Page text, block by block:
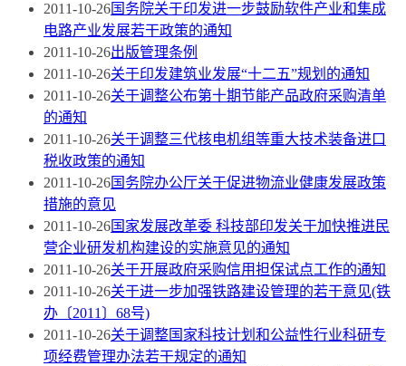
2011-10-26国务院关于印发进一步鼓励软件产业和集成
电路产业发展若干政策的通知
2011-10-26出版管理条例
2011-10-26关于印发建筑业发展“十二五”规划的通知
2011-10-26关于调整公布第十期节能产品政府采购清单
的通知
2011-10-26关于调整三代核电机组等重大技术装备进口
税收政策的通知
2011-10-26国务院办公厅关于促进物流业健康发展政策
措施的意见
2011-10-26国家发展改革委 科技部印发关于加快推进民
营企业研发机构建设的实施意见的通知
2011-10-26关于开展政府采购信用担保试点工作的通知
2011-10-26关于进一步加强铁路建设管理的若干意见(铁
办〔2011〕68号)
2011-10-26关于调整国家科技计划和公益性行业科研专
项经费管理办法若干规定的通知